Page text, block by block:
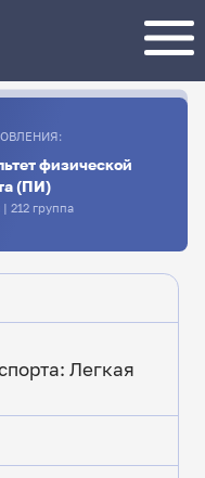
физической
(ПИ)
212 группа
Легкая